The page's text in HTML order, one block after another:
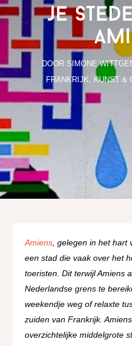
je
DOOR SIMONE
FRANKRIJK
KUNST &
Amiens , gelegen in het
een stad die vaak over het
toeristen. Dit terwijl Amiens
Nederlandse grens te
weekendje weg of relaxte
zuiden van Frankrijk.
overzichtelijke middelgrote